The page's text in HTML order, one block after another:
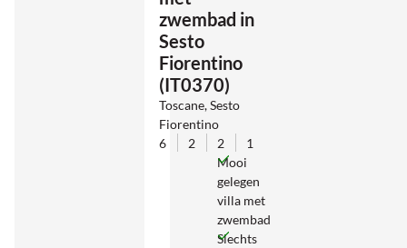
zwembad in
Sesto
Fiorentino
(IT0370)
Toscane, Sesto
Fiorentino
6
2 2
1
Mooi
gelegen
villa met
zwembad
Slechts